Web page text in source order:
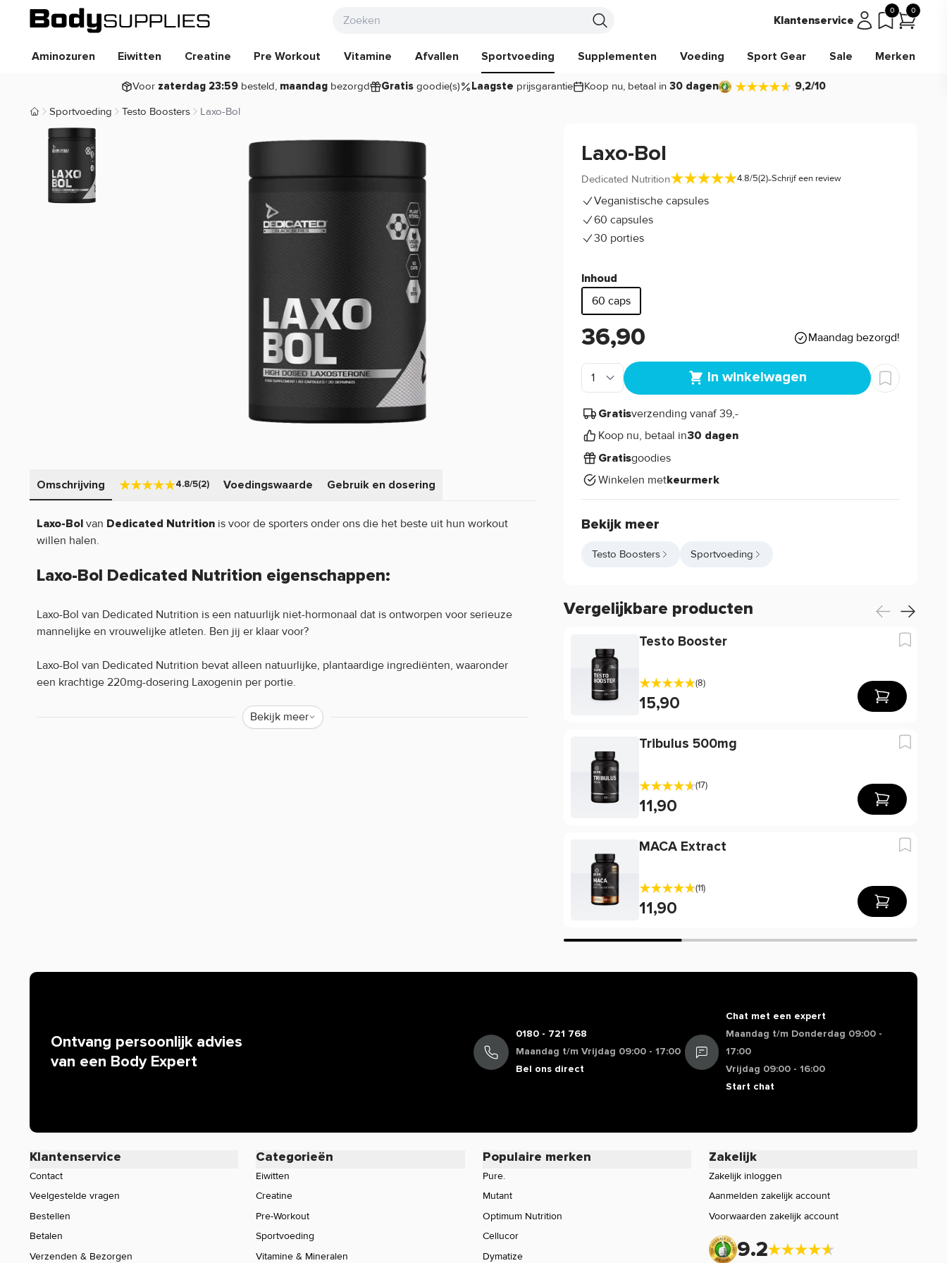
Klantenservice
0 0
Aminozuren Eiwitten Creatine Pre Workout Vitamine Afvallen Sportvoeding Supplementen Voeding Sport Gear Sale Merken
Voor zaterdag 23:59 besteld, maandag bezorgd Gratis goodie(s) Laagste prijsgarantie Koop nu, betaal in 30 dagen 9,2/10
Body Supplies | Sportvoeding en Supplementen
Sportvoeding Testo Boosters Laxo-Bol
Laxo-Bol
Dedicated Nutrition 4.8/5(2)-Schrijf een review
Veganistische capsules
60 capsules
30 porties
Inhoud
60 caps
36,90 Maandag bezorgd!
In winkelwagen
Gratisverzending vanaf 39,-
Koop nu, betaal in30 dagen
Gratisgoodies
Winkelen metkeurmerk
Bekijk meer
Testo Boosters Sportvoeding
Vergelijkbare producten
Testo Booster
(8)
15,90
Tribulus 500mg
(17)
11,90
MACA Extract
(11)
11,90
Omschrijving 4.8/5(2) Voedingswaarde Gebruik en dosering
Laxo-Bol van Dedicated Nutrition is voor de sporters onder ons die het beste uit hun workout
willen halen.
Laxo-Bol Dedicated Nutrition eigenschappen:
Laxo-Bol van Dedicated Nutrition is een natuurlijk niet-hormonaal dat is ontworpen voor serieuze
mannelijke en vrouwelijke atleten. Ben jij er klaar voor?
Laxo-Bol van Dedicated Nutrition bevat alleen natuurlijke, plantaardige ingrediënten, waaronder
een krachtige 220mg-dosering Laxogenin per portie.
Ook benieuwd naar de werking van Laxo-Bol 60 caps van Dedicated Nutrition? Bestel dan nu veilig
Bekijk meer
Ontvang persoonlijk advies
van een Body Expert
0180 - 721 768
Maandag t/m Vrijdag 09:00 - 17:00
Bel ons direct
Chat met een expert
Maandag t/m Donderdag 09:00 -
17:00
Vrijdag 09:00 - 16:00
Start chat
Klantenservice
Contact
Veelgestelde vragen
Bestellen
Betalen
Verzenden & Bezorgen
Categorieën
Eiwitten
Creatine
Pre-Workout
Sportvoeding
Vitamine & Mineralen
Populaire merken
Pure.
Mutant
Optimum Nutrition
Cellucor
Dymatize
Zakelijk
Zakelijk inloggen
Aanmelden zakelijk account
Voorwaarden zakelijk account
9.2